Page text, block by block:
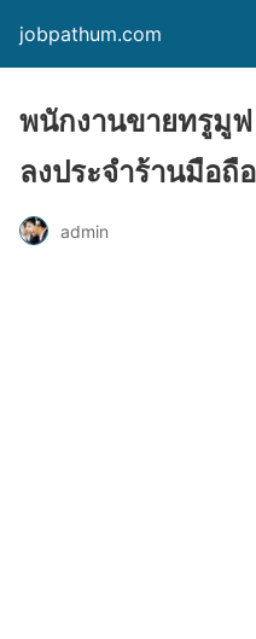
jobpathum.com
พนักงานขายทรูมู
ลงประจำร้านมือถื
admin